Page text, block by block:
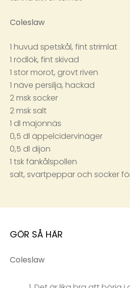
Coleslaw
1 huvud spetskål, fint strimlat
1 rödlök, fint skivad
1 stor morot, grovt riven
1 näve persilja, hackad
2 msk socker
2 msk salt
1 dl majonnäs
0,5 dl äppelcidervinäger
0,5 dl dijon
1 tsk fänkålspollen
salt, svartpeppar och socker
GÖR SÅ HÄR
Coleslaw